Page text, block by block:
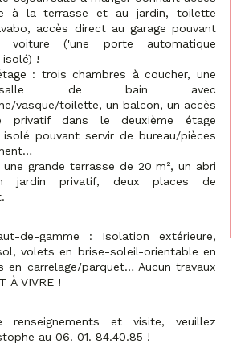
à la terrasse et au jardin, toilette
accès direct au garage pouvant
voiture ('une porte automatique
!
: trois chambres à coucher, une
salle de bain avec
vasque/toilette, un balcon, un accès
privatif dans le deuxième étage
pouvant servir de bureau/pièces
grande terrasse de 20 m², un abri
jardin privatif, deux places de
de-gamme : Isolation extérieure,
volets en brise-soleil-orientable en
en carrelage/parquet… Aucun travaux
À VIVRE !
et visite, veuillez
au 06. 01. 84.40.85 !